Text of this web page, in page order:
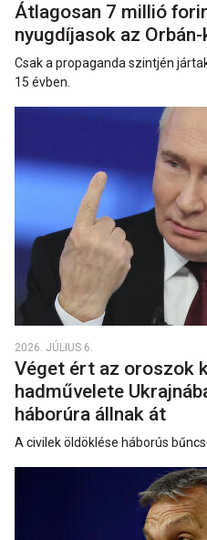
Átlagosan 7 millió
nyugdíjasok az
Csak a propaganda szintjén
15 évben.
2026. JÚLIUS 6.
Véget ért az oroszok
hadművelete
háborúra állnak át
A civilek öldöklése háborús